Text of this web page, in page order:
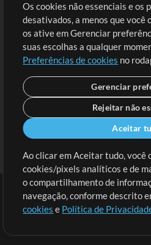
Extras
Sessões
Envie seu conteúdo
Playlist
MT Conference
Termos | Política
Os cookies não essenciais e os
desativados, a menos que
os ative em Gerenciar
suas escolhas a qualquer
Preferências de cookies no
Gerenciar
Rejeitar não
Aceitar
Ao clicar em Aceitar tudo, você
cookies/pixels analíticos e de
o compartilhamento de
navegação, conforme descrito
cookies e Política de